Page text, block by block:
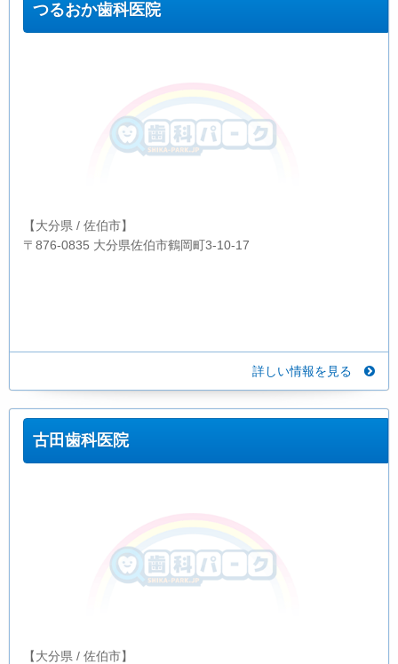
つるおか歯科医院
【大分県 / 佐伯市】
〒876-0835 大分県佐伯市鶴岡町3-10-17
詳しい情報を見る
古田歯科医院
【大分県 / 佐伯市】